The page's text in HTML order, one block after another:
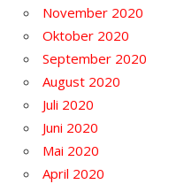
November 2020
Oktober 2020
September 2020
August 2020
Juli 2020
Juni 2020
Mai 2020
April 2020